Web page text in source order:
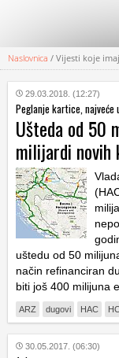
KATEGORIJE
HRVATSKI
WEB
Naslovnica / Vijesti koje
29.03.2018. (12:27)
Peglanje kartice, najveće
Ušteda od 50
milijardi novih
uštedu od 50
način refinanciran
biti još 400 milijuna
ARZ dugovi HAC
30.05.2017. (06:30)